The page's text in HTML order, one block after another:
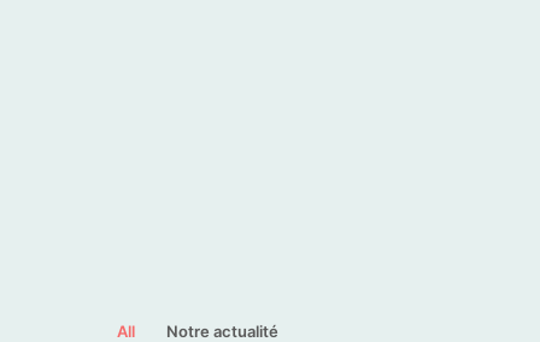
All Notre actualité